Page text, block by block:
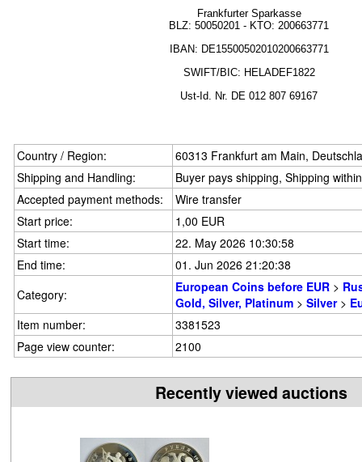
Frankfurter Sparkasse
BLZ: 50050201 - KTO: 200663771
IBAN: DE15500502010200663771
SWIFT/BIC: HELADEF1822
Ust-Id. Nr. DE 012 807 69167
Country / Region:
60313 Frankfurt am Main,
Shipping and Handling:
Buyer pays shipping, Shipping
Accepted payment methods:
Wire transfer
Start price:
1,00 EUR
Start time:
22. May 2026 10:30:58
End time:
01. Jun 2026 21:20:38
Category:
European Coins before EUR >
Gold, Silver, Platinum > Silver>
Item number:
3381523
Page view counter:
2100
Recently viewed auctions